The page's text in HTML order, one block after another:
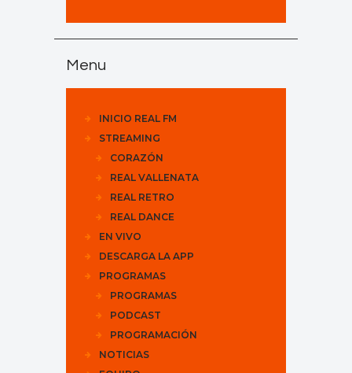
Menu
INICIO REAL FM
STREAMING
CORAZÓN
REAL VALLENATA
REAL RETRO
REAL DANCE
EN VIVO
DESCARGA LA APP
PROGRAMAS
PROGRAMAS
PODCAST
PROGRAMACIÓN
NOTICIAS